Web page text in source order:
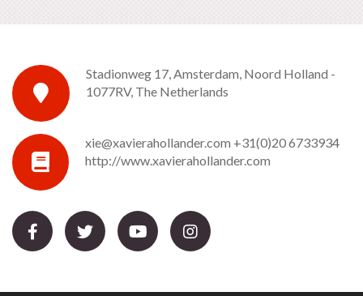
Stadionweg 17, Amsterdam, Noord Holland -
1077RV, The Netherlands
xie@xavierahollander.com +31(0)20 6733934
http://www.xavierahollander.com